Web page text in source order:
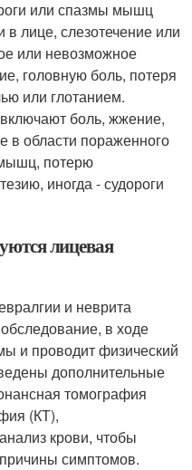
или спазмы мышц
в лице, слезотечение или
или невозможное
головную боль, потеря
или глотанием.
боль, жжение,
в области пораженного
потерю
иногда - судороги
лицевая
и неврита
в ходе
и проводит физический
дополнительные
томография
(КТ),
крови, чтобы
симптомов.